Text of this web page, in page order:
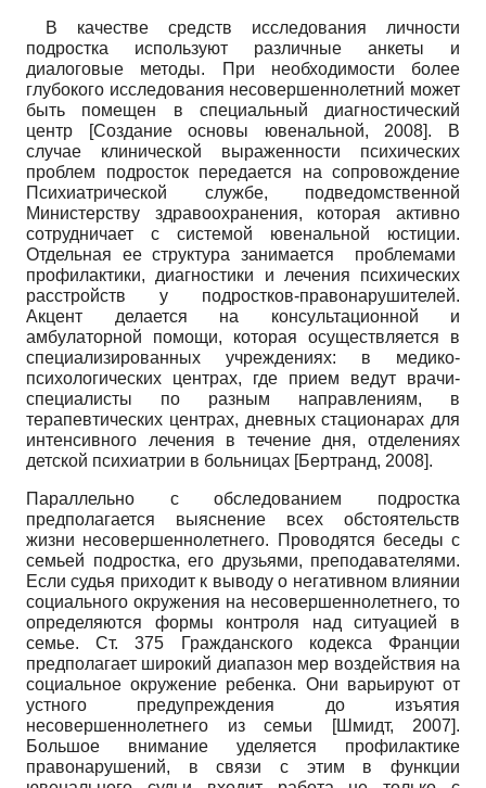
В качестве средств исследования личности
подростка используют различные анкеты и
диалоговые методы. При необходимости более
глубокого исследования несовершеннолетний может
быть помещен в специальный диагностический
центр
[Создание основы ювенальной, 2008]. В
случае клинической выраженности психических
проблем подросток передается на сопровождение
Психиатрической службе, подведомственной
Министерству здравоохранения, которая активно
сотрудничает с системой ювенальной юстиции.
Отдельная ее структура занимается проблемами
профилактики, диагностики и лечения психических
расстройств у подростков-правонарушителей.
Акцент делается на консультационной и
амбулаторной помощи, которая осуществляется в
специализированных учреждениях: в медико-
психологических центрах, где прием ведут врачи-
специалисты по разным направлениям, в
терапевтических центрах, дневных стационарах для
интенсивного лечения в течение дня, отделениях
детской психиатрии в больницах [Бертранд, 2008].
Параллельно с обследованием подростка
предполагается выяснение всех обстоятельств
жизни несовершеннолетнего. Проводятся беседы с
семьей подростка, его друзьями, преподавателями.
Если судья приходит к выводу о негативном влиянии
социального окружения на несовершеннолетнего, то
определяются формы контроля над ситуацией в
семье. Ст. 375 Гражданского кодекса Франции
предполагает широкий диапазон мер воздействия на
социальное окружение ребенка. Они варьируют от
устного предупреждения до изъятия
несовершеннолетнего из семьи
[Шмидт, 2007].
Большое внимание уделяется профилактике
правонарушений, в связи с этим в функции